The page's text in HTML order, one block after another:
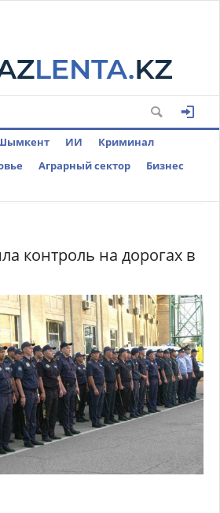
ИИ
Криминал
Аграрный сектор
Бизнес
контроль на дорогах в